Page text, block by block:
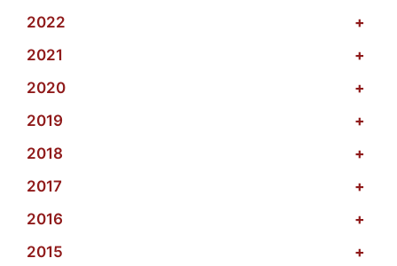
2022
+
2021
+
2020
+
2019
+
2018
+
2017
+
2016
+
2015
+